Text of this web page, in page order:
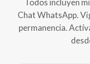
Chat WhatsApp.
permanencia.